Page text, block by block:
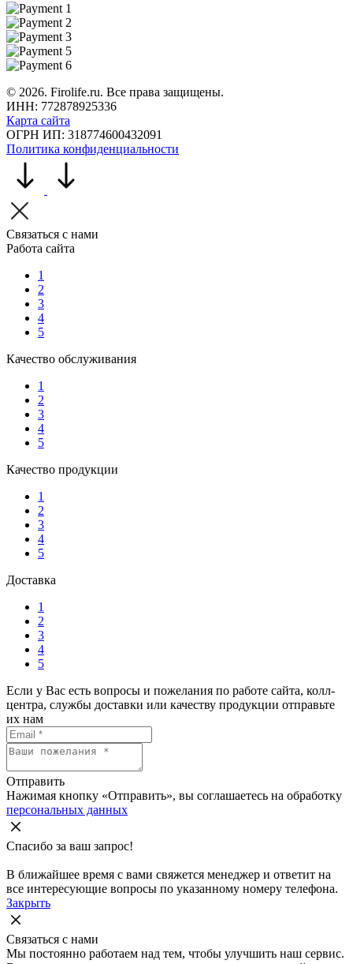
© 2026. Firolife.ru. Все права защищены.
ИНН: 772878925336
Карта сайта
ОГРН ИП: 318774600432091
Политика конфиденциальности
Связаться с нами
Работа сайта
1
2
3
4
5
Качество обслуживания
1
2
3
4
5
Качество продукции
1
2
3
4
5
Доставка
1
2
3
4
5
Если у Вас есть вопросы и пожелания по работе сайта, колл-
центра, службы доставки или качеству продукции отправьте
их нам
Отправить
Нажимая кнопку «Отправить», вы соглашаетесь на обработку
персональных данных
Спасибо за ваш запрос!
В ближайшее время с вами свяжется менеджер и ответит на
все интересующие вопросы по указанному номеру телефона.
Закрыть
Связаться с нами
Мы постоянно работаем над тем, чтобы улучшить наш сервис.